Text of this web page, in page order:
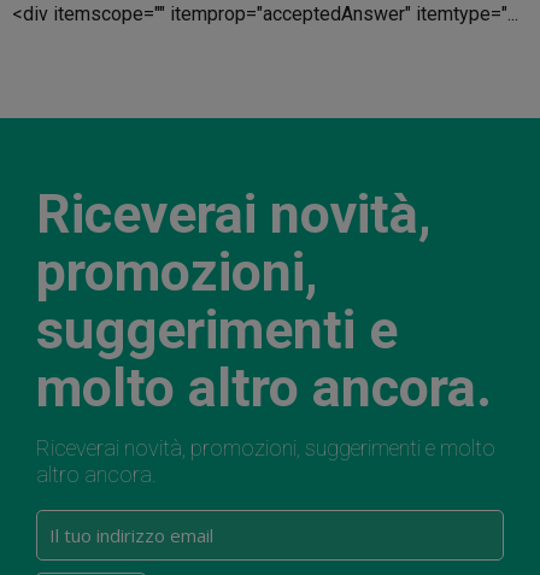
<div itemscope="" itemprop="acceptedAnswer" itemtype="...
Riceverai novità,
promozioni,
suggerimenti e
molto altro ancora.
Riceverai novità, promozioni, suggerimenti e molto
altro ancora.